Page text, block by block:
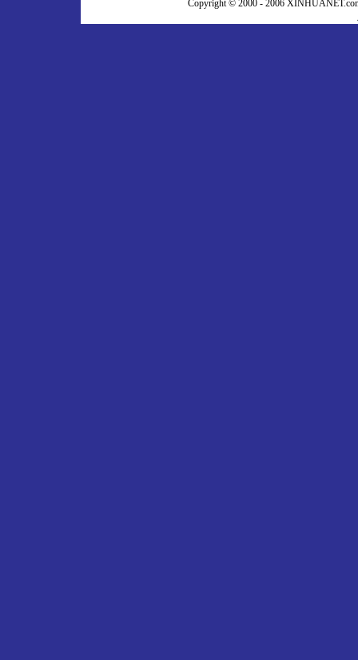
Copyright © 2000 - 2006